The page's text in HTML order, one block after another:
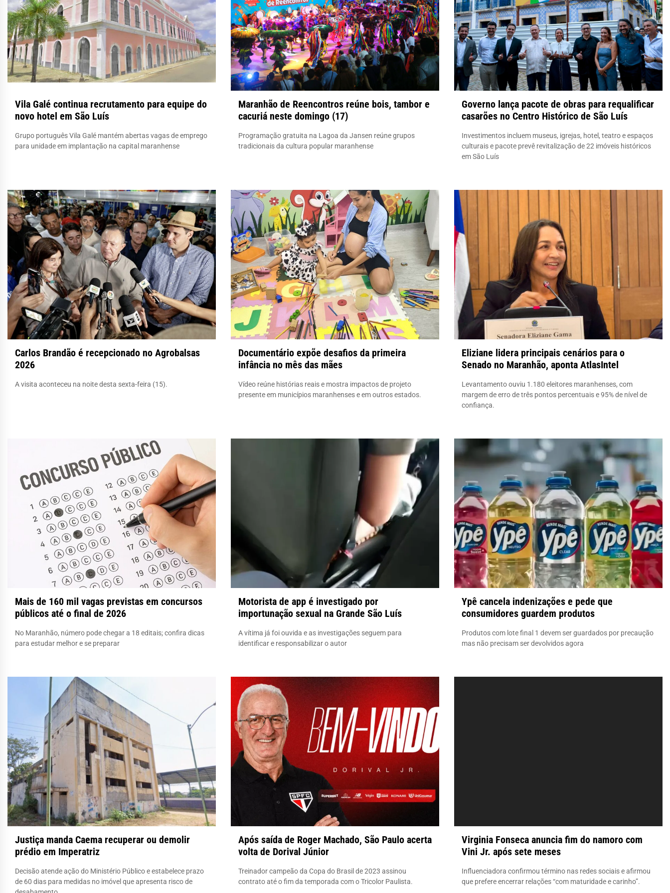
Vila Galé continua recrutamento para equipe do
novo hotel em São Luís
Grupo português Vila Galé mantém abertas vagas de emprego
para unidade em implantação na capital maranhense
Maranhão de Reencontros reúne bois, tambor e
cacuriá neste domingo (17)
Programação gratuita na Lagoa da Jansen reúne grupos
tradicionais da cultura popular maranhense
Governo lança pacote de obras para requalificar
casarões no Centro Histórico de São Luís
Investimentos incluem museus, igrejas, hotel, teatro e espaços
culturais e pacote prevê revitalização de 22 imóveis históricos
em São Luís
Carlos Brandão é recepcionado no Agrobalsas
2026
A visita aconteceu na noite desta sexta-feira (15).
Documentário expõe desafios da primeira
infância no mês das mães
Vídeo reúne histórias reais e mostra impactos de projeto
presente em municípios maranhenses e em outros estados.
Eliziane lidera principais cenários para o
Senado no Maranhão, aponta AtlasIntel
Levantamento ouviu 1.180 eleitores maranhenses, com
margem de erro de três pontos percentuais e 95% de nível de
confiança.
Mais de 160 mil vagas previstas em concursos
públicos até o final de 2026
No Maranhão, número pode chegar a 18 editais; confira dicas
para estudar melhor e se preparar
Motorista de app é investigado por
importunação sexual na Grande São Luís
A vítima já foi ouvida e as investigações seguem para
identificar e responsabilizar o autor
Ypê cancela indenizações e pede que
consumidores guardem produtos
Produtos com lote final 1 devem ser guardados por precaução
mas não precisam ser devolvidos agora
Justiça manda Caema recuperar ou demolir
prédio em Imperatriz
Decisão atende ação do Ministério Público e estabelece prazo
de 60 dias para medidas no imóvel que apresenta risco de
Após saída de Roger Machado, São Paulo acerta
volta de Dorival Júnior
Treinador campeão da Copa do Brasil de 2023 assinou
contrato até o fim da temporada com o Tricolor Paulista.
Virginia Fonseca anuncia fim do namoro com
Vini Jr. após sete meses
Influenciadora confirmou término nas redes sociais e afirmou
que prefere encerrar relações “com maturidade e carinho”.